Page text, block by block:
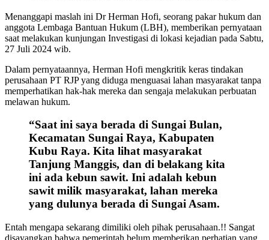
Menanggapi maslah ini Dr Herman Hofi, seorang pakar hukum dan
anggota Lembaga Bantuan Hukum (LBH), memberikan pernyataan
saat melakukan kunjungan Investigasi di lokasi kejadian pada Sabtu,
27 Juli 2024 wib.
Dalam pernyataannya, Herman Hofi mengkritik keras tindakan
perusahaan PT RJP yang diduga menguasai lahan masyarakat tanpa
memperhatikan hak-hak mereka dan sengaja melakukan perbuatan
melawan hukum.
“Saat ini saya berada di Sungai Bulan,
Kecamatan Sungai Raya, Kabupaten
Kubu Raya. Kita lihat masyarakat
Tanjung Manggis, dan di belakang kita
ini ada kebun sawit. Ini adalah kebun
sawit milik masyarakat, lahan mereka
yang dulunya berada di Sungai Asam.
Entah mengapa sekarang dimiliki oleh pihak perusahaan.!! Sangat